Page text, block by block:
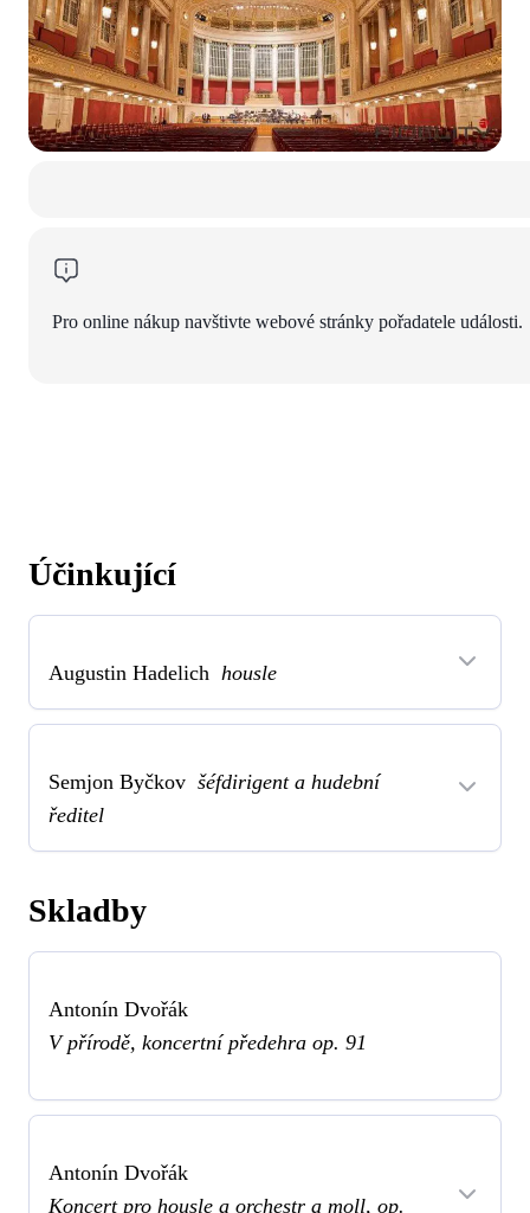
Pro online nákup navštivte webové stránky pořadatele události.
Účinkující
Augustin Hadelich housle
Semjon Byčkov šéfdirigent a hudební
ředitel
Skladby
Antonín Dvořák
V přírodě, koncertní předehra op. 91
Antonín Dvořák
Koncert pro housle a orchestr a moll, op.